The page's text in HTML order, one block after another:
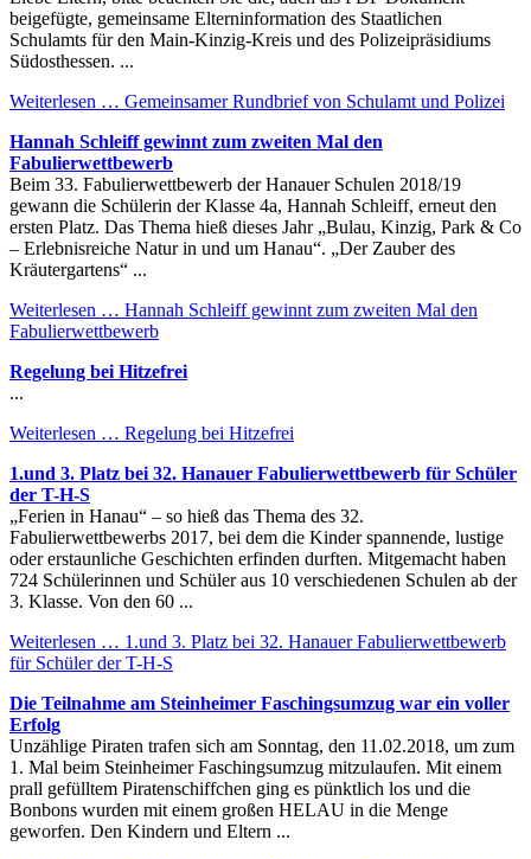
beigefügte, gemeinsame Elterninformation des Staatlichen
Schulamts für den Main-Kinzig-Kreis und des Polizeipräsidiums
Südosthessen. ...
Weiterlesen … Gemeinsamer Rundbrief von Schulamt und Polizei
Hannah Schleiff gewinnt zum zweiten Mal den
Fabulierwettbewerb
Beim 33. Fabulierwettbewerb der Hanauer Schulen 2018/19
gewann die Schülerin der Klasse 4a, Hannah Schleiff, erneut den
ersten Platz. Das Thema hieß dieses Jahr „Bulau, Kinzig, Park & Co
– Erlebnisreiche Natur in und um Hanau“. „Der Zauber des
Kräutergartens“ ...
Weiterlesen … Hannah Schleiff gewinnt zum zweiten Mal den
Fabulierwettbewerb
Regelung bei Hitzefrei
...
Weiterlesen … Regelung bei Hitzefrei
1.und 3. Platz bei 32. Hanauer Fabulierwettbewerb für Schüler
der T-H-S
„Ferien in Hanau“ – so hieß das Thema des 32.
Fabulierwettbewerbs 2017, bei dem die Kinder spannende, lustige
oder erstaunliche Geschichten erfinden durften. Mitgemacht haben
724 Schülerinnen und Schüler aus 10 verschiedenen Schulen ab der
3. Klasse. Von den 60 ...
Weiterlesen … 1.und 3. Platz bei 32. Hanauer Fabulierwettbewerb
für Schüler der T-H-S
Die Teilnahme am Steinheimer Faschingsumzug war ein voller
Erfolg
Unzählige Piraten trafen sich am Sonntag, den 11.02.2018, um zum
1. Mal beim Steinheimer Faschingsumzug mitzulaufen. Mit einem
prall gefülltem Piratenschiffchen ging es pünktlich los und die
Bonbons wurden mit einem großen HELAU in die Menge
geworfen. Den Kindern und Eltern ...